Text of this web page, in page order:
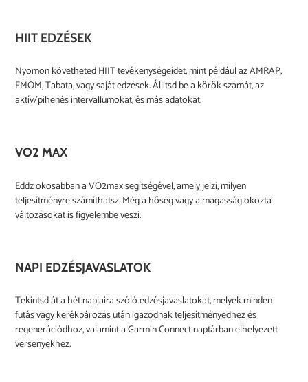
HIIT EDZÉSEK
Nyomon követheted HIIT tevékenységeidet, mint például az AMRAP,
EMOM, Tabata, vagy saját edzések. Állítsd be a körök számát, az
aktív/pihenés intervallumokat, és más adatokat.
VO2 MAX
Eddz okosabban a VO2max segítségével, amely jelzi, milyen
teljesítményre számíthatsz. Még a hőség vagy a magasság okozta
változásokat is figyelembe veszi.
NAPI EDZÉSJAVASLATOK
Tekintsd át a hét napjaira szóló edzésjavaslatokat, melyek minden
futás vagy kerékpározás után igazodnak teljesítményedhez és
regenerációdhoz, valamint a Garmin Connect naptárban elhelyezett
versenyekhez.